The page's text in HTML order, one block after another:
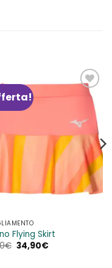
Aggiungi
alla lista
desideri
Flying Skirt
€ Il
prezzo
34,90€Il